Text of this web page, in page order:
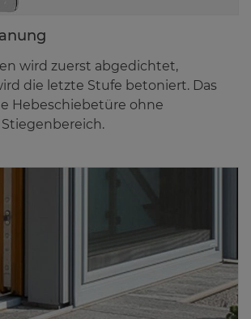
wird zuerst abgedichtet,
die letzte Stufe betoniert. Das
Hebeschiebetüre ohne